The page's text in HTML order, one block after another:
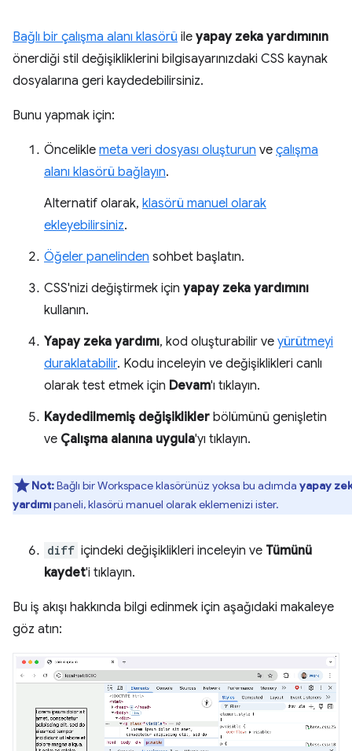
Bağlı bir çalışma alanı klasörü ile yapay zeka yardımının
önerdiği stil değişikliklerini bilgisayarınızdaki CSS kaynak
dosyalarına geri kaydedebilirsiniz.
Bunu yapmak için:
Öncelikle meta veri dosyası oluşturun ve çalışma
alanı klasörü bağlayın.
Alternatif olarak, klasörü manuel olarak
ekleyebilirsiniz.
Öğeler panelinden sohbet başlatın.
CSS'nizi değiştirmek için yapay zeka yardımını
kullanın.
Yapay zeka yardımı, kod oluşturabilir ve yürütmeyi
duraklatabilir. Kodu inceleyin ve değişiklikleri canlı
olarak test etmek için Devam'ı tıklayın.
Kaydedilmemiş değişiklikler bölümünü genişletin
ve Çalışma alanına uygula'yı tıklayın.
Not:Bağlı bir Workspace klasörünüz yoksa bu adımda yapay
yardımıpaneli, klasörü manuel olarak eklemenizi ister.
diff içindeki değişiklikleri inceleyin ve Tümünü
kaydet'i tıklayın.
Bu iş akışı hakkında bilgi edinmek için aşağıdaki makaleye
göz atın: